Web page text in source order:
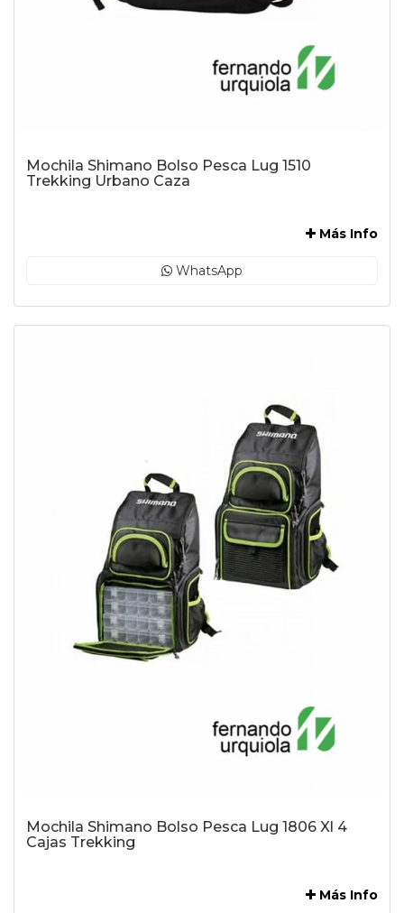
Mochila Shimano Bolso Pesca Lug 1510
Trekking Urbano Caza
Más Info
WhatsApp
Mochila Shimano Bolso Pesca Lug 1806 Xl 4
Cajas Trekking
Más Info